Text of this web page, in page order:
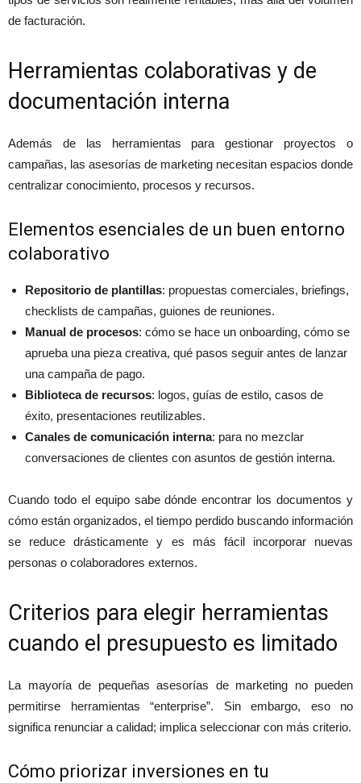
de facturación.
Herramientas colaborativas y de
documentación interna
Además de las herramientas para gestionar proyectos o
campañas, las asesorías de marketing necesitan espacios donde
centralizar conocimiento, procesos y recursos.
Elementos esenciales de un buen entorno
colaborativo
Repositorio de plantillas: propuestas comerciales, briefings,
checklists de campañas, guiones de reuniones.
Manual de procesos: cómo se hace un onboarding, cómo se
aprueba una pieza creativa, qué pasos seguir antes de lanzar
una campaña de pago.
Biblioteca de recursos: logos, guías de estilo, casos de
éxito, presentaciones reutilizables.
Canales de comunicación interna: para no mezclar
conversaciones de clientes con asuntos de gestión interna.
Cuando todo el equipo sabe dónde encontrar los documentos y
cómo están organizados, el tiempo perdido buscando información
se reduce drásticamente y es más fácil incorporar nuevas
personas o colaboradores externos.
Criterios para elegir herramientas
cuando el presupuesto es limitado
La mayoría de pequeñas asesorías de marketing no pueden
permitirse herramientas “enterprise”. Sin embargo, eso no
significa renunciar a calidad; implica seleccionar con más criterio.
Cómo priorizar inversiones en tu